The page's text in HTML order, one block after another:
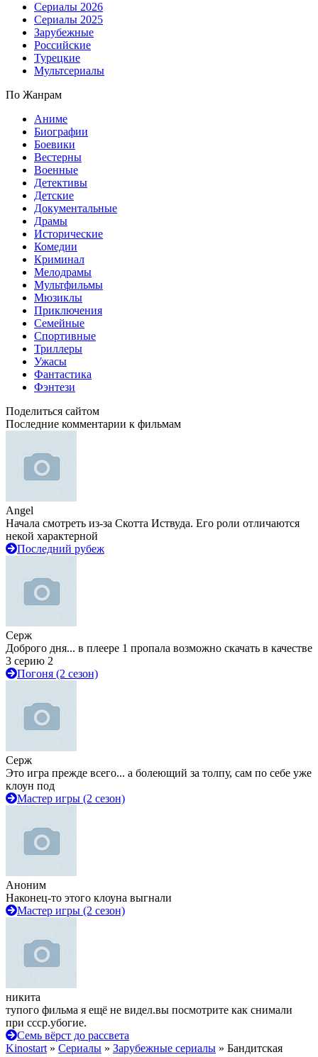
Сериалы 2026
Сериалы 2025
Зарубежные
Российские
Турецкие
Мультсериалы
По Жанрам
Аниме
Биографии
Боевики
Вестерны
Военные
Детективы
Детские
Документальные
Драмы
Исторические
Комедии
Криминал
Мелодрамы
Мультфильмы
Мюзиклы
Приключения
Семейные
Спортивные
Триллеры
Ужасы
Фантастика
Фэнтези
Поделиться сайтом
Последние комментарии к фильмам
Angel
Начала смотреть из-за Скотта Иствуда. Его роли отличаются
некой характерной
Последний рубеж
Серж
Доброго дня... в плеере 1 пропала возможно скачать в качестве
3 серию 2
Погоня (2 сезон)
Серж
Это игра прежде всего... а болеющий за толпу, сам по себе уже
клоун под
Мастер игры (2 сезон)
Аноним
Наконец-то этого клоуна выгнали
Мастер игры (2 сезон)
никита
тупого фильма я ещё не видел.вы посмотрите как снимали
при ссср.убогие.
Семь вёрст до рассвета
Kinostart » Сериалы » Зарубежные сериалы » Бандитская